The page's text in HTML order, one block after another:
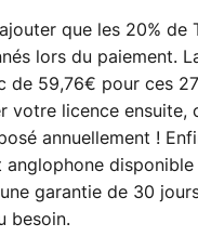
que les 20% de
lors du paiement.
de 59,76€ pour ces
votre licence ensuite,
annuellement !
anglophone
garantie de 30
besoin.